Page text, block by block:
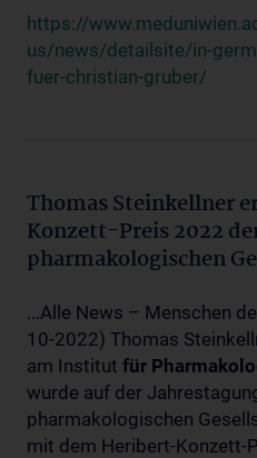
https://
us/news/detailsite/in-
fuer-christian-gruber/
Thomas Steinkellner
Konzett-Preis 2022
pharmakologischen
...Alle News – Menschen
10-2022) Thomas
am Institut für
wurde auf der
pharmakologischen
mit dem Heribert-Konzett-